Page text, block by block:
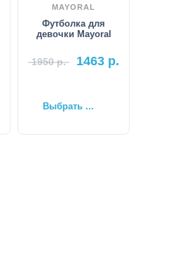
MAYORAL
Футболка для
девочки Mayoral
1950р. 1463 р.
Выбрать ...